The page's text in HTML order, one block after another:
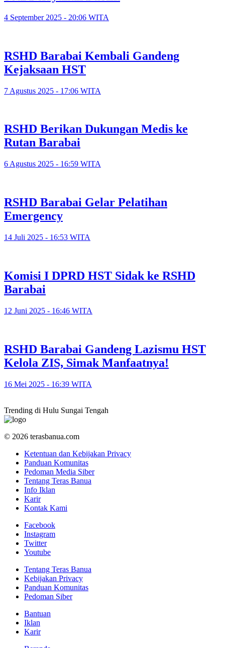
4 September 2025 - 20:06 WITA
RSHD Barabai Kembali Gandeng
Kejaksaan HST
7 Agustus 2025 - 17:06 WITA
RSHD Berikan Dukungan Medis ke
Rutan Barabai
6 Agustus 2025 - 16:59 WITA
RSHD Barabai Gelar Pelatihan
Emergency
14 Juli 2025 - 16:53 WITA
Komisi I DPRD HST Sidak ke RSHD
Barabai
12 Juni 2025 - 16:46 WITA
RSHD Barabai Gandeng Lazismu HST
Kelola ZIS, Simak Manfaatnya!
16 Mei 2025 - 16:39 WITA
Trending di Hulu Sungai Tengah
© 2026 terasbanua.com
Ketentuan dan Kebijakan Privacy
Panduan Komunitas
Pedoman Media Siber
Tentang Teras Banua
Info Iklan
Karir
Kontak Kami
Facebook
Instagram
Twitter
Youtube
Tentang Teras Banua
Kebijakan Privacy
Panduan Komunitas
Pedoman Siber
Bantuan
Iklan
Karir